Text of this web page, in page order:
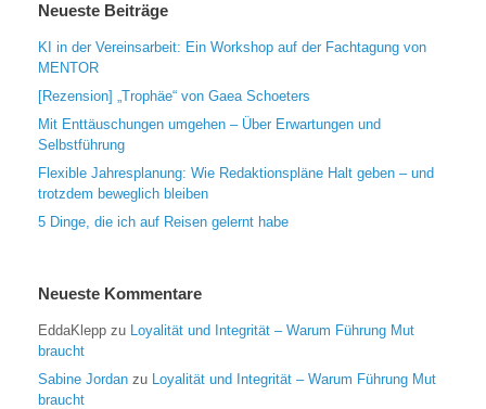
Neueste Beiträge
KI in der Vereinsarbeit: Ein Workshop auf der Fachtagung von
MENTOR
[Rezension] „Trophäe“ von Gaea Schoeters
Mit Enttäuschungen umgehen – Über Erwartungen und
Selbstführung
Flexible Jahresplanung: Wie Redaktionspläne Halt geben – und
trotzdem beweglich bleiben
5 Dinge, die ich auf Reisen gelernt habe
Neueste Kommentare
EddaKlepp zu
Loyalität und Integrität – Warum Führung Mut
braucht
Sabine Jordan zu
Loyalität und Integrität – Warum Führung Mut
braucht